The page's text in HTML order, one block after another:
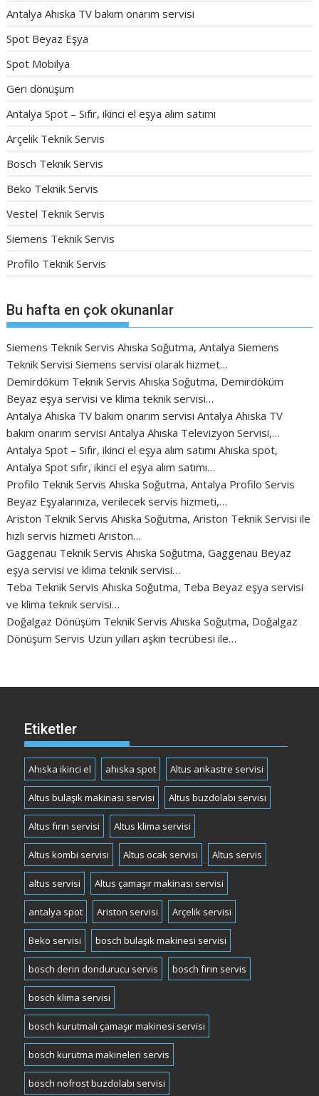
Antalya Ahıska TV bakım onarım servisi
Spot Beyaz Eşya
Spot Mobilya
Geri dönüşüm
Antalya Spot – Sıfır, ikinci el eşya alım satımı
Arçelik Teknik Servis
Bosch Teknik Servis
Beko Teknik Servis
Vestel Teknik Servis
Siemens Teknik Servis
Profilo Teknik Servis
Bu hafta en çok okunanlar
Siemens Teknik Servis Ahıska Soğutma, Antalya Siemens
Teknik Servisi Siemens servisi olarak hizmet…
Demirdöküm Teknik Servis Ahıska Soğutma, Demirdöküm
Beyaz eşya servisi ve klima teknik servisi…
Antalya Ahıska TV bakım onarım servisi Antalya Ahıska TV
bakım onarım servisi Antalya Ahıska Televizyon Servisi,…
Antalya Spot – Sıfır, ikinci el eşya alım satımı Ahıska spot,
Antalya Spot sıfır, ikinci el eşya alım satımı…
Profilo Teknik Servis Ahıska Soğutma, Antalya Profilo Servis
Beyaz Eşyalarınıza, verilecek servis hizmeti,…
Ariston Teknik Servis Ahıska Soğutma, Ariston Teknik Servisi ile
hızlı servis hizmeti Ariston…
Gaggenau Teknik Servis Ahıska Soğutma, Gaggenau Beyaz
eşya servisi ve klima teknik servisi…
Teba Teknik Servis Ahıska Soğutma, Teba Beyaz eşya servisi
ve klima teknik servisi…
Doğalgaz Dönüşüm Teknik Servis Ahıska Soğutma, Doğalgaz
Dönüşüm Servis Uzun yılları aşkın tecrübesi ile…
Etiketler
Ahıska ikinci el ahıska spot Altus ankastre servisi
Altus bulaşık makinası servisi Altus buzdolabı servisi
Altus fırın servisi Altus klima servisi
Altus kombi servisi Altus ocak servisi Altus servis
altus servisi Altus çamaşır makinası servisi
antalya spot Ariston servisi Arçelik servisi
Beko servisi bosch bulaşık makinesi servisi
bosch derin dondurucu servis bosch fırın servis
bosch klima servisi
bosch kurutmalı çamaşır makinesi servisi
bosch kurutma makineleri servis
bosch nofrost buzdolabı servisi